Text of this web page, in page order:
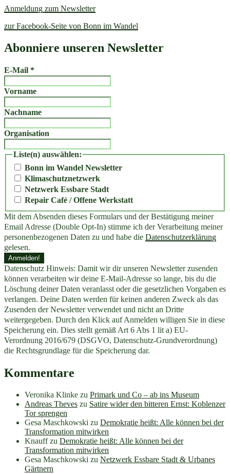
Anmeldung zum Newsletter
zur Facebook-Seite von Bonn im Wandel
Abonniere unseren Newsletter
E-Mail *
Vorname
Nachname
Organisation
Liste(n) auswählen:
Bonn im Wandel Newsletter
Klimaschutznetzwerk
Netzwerk Essbare Stadt
Repair Café / Offene Werkstatt
Mit dem Absenden dieses Formulars und der Bestätigung meiner
Email Adresse (Double Opt-In) stimme ich der Verarbeitung meiner
personenbezogenen Daten zu und habe die Datenschutzerklärung
gelesen.
Datenschutz Hinweis: Damit wir dir unseren Newsletter zusenden
können verarbeiten wir deine E-Mail-Adresse so lange, bis du die
Löschung deiner Daten veranlasst oder die gesetzlichen Vorgaben es
verlangen. Deine Daten werden für keinen anderen Zweck als das
Zusenden der Newsletter verwendet und nicht an Dritte
weitergegeben. Durch den Klick auf Anmelden willigen Sie in diese
Speicherung ein. Dies stellt gemäß Art 6 Abs 1 lit a) EU-
Verordnung 2016/679 (DSGVO, Datenschutz-Grundverordnung)
die Rechtsgrundlage für die Speicherung dar.
Kommentare
Veronika Klinke zu Primark und Co – ab ins Museum
Andreas Theves zu Satire wider den bitteren Ernst: Koblenzer
Tor sprengen
Gesa Maschkowski zu Demokratie heißt: Alle können bei der
Transformation mitwirken
Knauffzu Demokratie heißt: Alle können bei der
Transformation mitwirken
Gesa Maschkowski zu Netzwerk Essbare Stadt & Urbanes
Gärtnern